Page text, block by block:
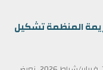
المنظمة تشكيل